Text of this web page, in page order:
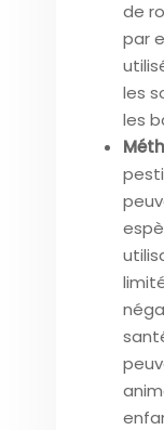
de
par
les
les